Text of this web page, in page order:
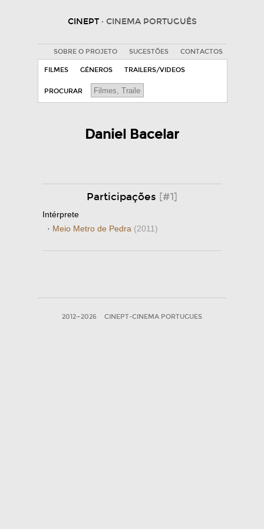
CINEPT · CINEMA PORTUGUÊS
SOBRE O PROJETO SUGESTÕES CONTACTOS
FILMES GÉNEROS TRAILERS/VIDEOS
PROCURAR
Daniel Bacelar
Participações [#1]
Intérprete
· Meio Metro de Pedra (2011)
2012—2026 CINEPT-CINEMA PORTUGUES